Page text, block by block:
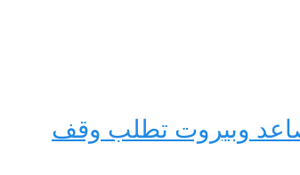
وبيروت تطلب وقف